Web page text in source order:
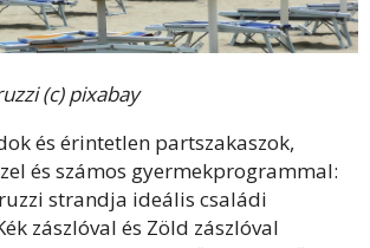
(c) pixabay
és érintetlen partszakaszok,
és számos gyermekprogrammal:
strandja ideális családi
zászlóval és Zöld zászlóval